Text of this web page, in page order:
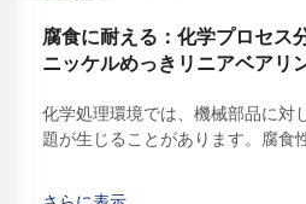
腐食に耐える：化学プロセス
ニッケルめっきリニアベアリ
化学処理環境では、機械部品に対
題が生じることがあります。腐食
計ソリューションが不可欠です…